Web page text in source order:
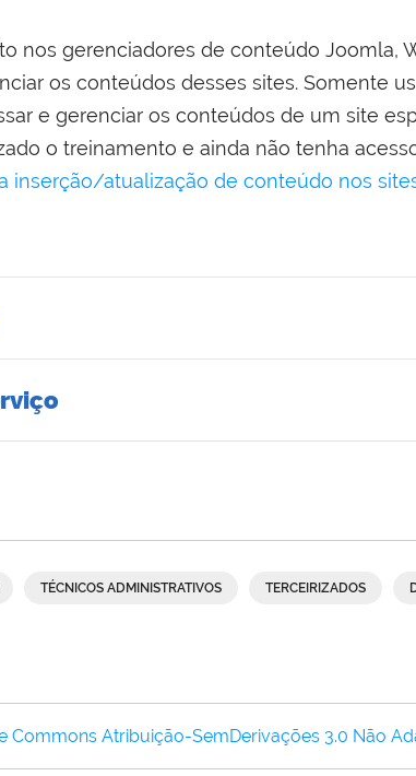
nos gerenciadores de conteúdo Joomla,
os conteúdos desses sites. Somente
e gerenciar os conteúdos de um site
o treinamento e ainda não tenha
inserção/atualização de conteúdo nos
TÉCNICOS ADMINISTRATIVOS TERCEIRIZADOS
Commons Atribuição-SemDerivações 3.0 Não